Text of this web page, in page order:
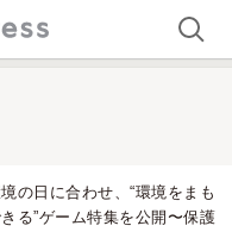
の日に合わせ、“環境をまも
る”ゲーム特集を公開〜保護